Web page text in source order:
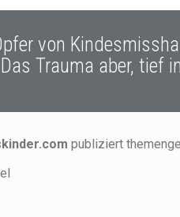
von
Das Trauma aber, tief
publiziert